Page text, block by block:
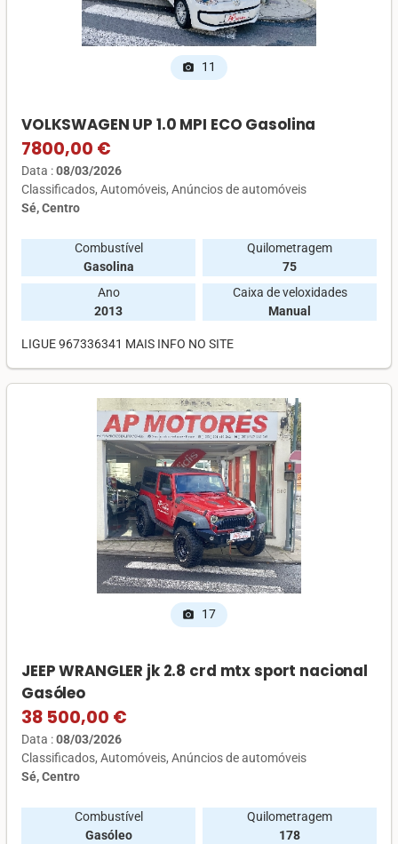
photo_camera 11
VOLKSWAGEN UP 1.0 MPI ECO Gasolina
7800,00 €
Data :08/03/2026
Classificados Automóveis Anúncios de automóveis
Sé, Centro
Combustível
Gasolina
Quilometragem
75
Ano
2013
Caixa de veloxidades
Manual
LIGUE 967336341 MAIS INFO NO SITE
photo_camera 17
JEEP WRANGLER jk 2.8 crd mtx sport nacional
Gasóleo
38 500,00 €
Data :08/03/2026
Classificados Automóveis Anúncios de automóveis
Sé, Centro
Combustível
Gasóleo
Quilometragem
178